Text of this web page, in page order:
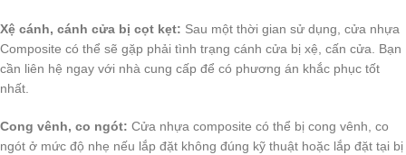
Xệ cánh, cánh cửa bị cọt kẹt: Sau một thời gian sử dụng, cửa nhựa
Composite có thể sẽ gặp phải tình trạng cánh cửa bị xệ, cấn cửa. Bạn
cần liên hệ ngay với nhà cung cấp để có phương án khắc phục tốt
nhất.
Cong vênh, co ngót: Cửa nhựa composite có thể bị cong vênh, co
ngót ở mức độ nhẹ nếu lắp đặt không đúng kỹ thuật hoặc lắp đặt tại bị